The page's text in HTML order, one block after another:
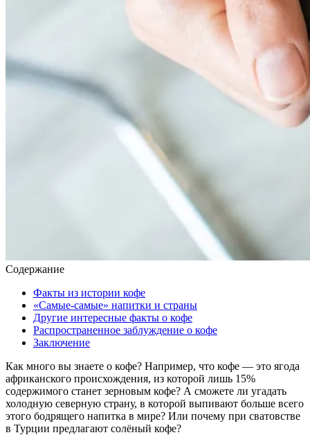
Содержание
Факты из истории кофе
«Самые-самые» напитки и страны
Другие интересные факты о кофе
Распространенное заблуждение о кофе
Заключение
Как много вы знаете о кофе? Например, что кофе — это ягода
африканского происхождения, из которой лишь 15%
содержимого станет зерновым кофе? А сможете ли угадать
холодную северную страну, в которой выпивают больше всего
этого бодрящего напитка в мире? Или почему при сватовстве
в Турции предлагают солёный кофе?